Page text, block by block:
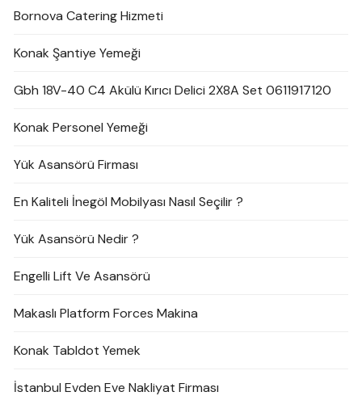
Bornova Catering Hizmeti
Konak Şantiye Yemeği
Gbh 18V-40 C4 Akülü Kırıcı Delici 2X8A Set 0611917120
Konak Personel Yemeği
Yük Asansörü Firması
En Kaliteli İnegöl Mobilyası Nasıl Seçilir ?
Yük Asansörü Nedir ?
Engelli Lift Ve Asansörü
Makaslı Platform Forces Makina
Konak Tabldot Yemek
İstanbul Evden Eve Nakliyat Firması